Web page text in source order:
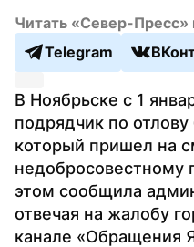
Читать «Север-Пресс»
Telegram
В Ноябрьске с 1
подрядчик по
который пришел на
этом сообщила
отвечая на жалобу
канале «Обращения